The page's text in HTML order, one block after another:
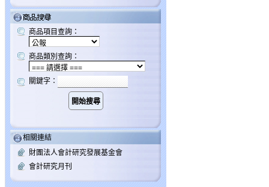
商品項目查詢：
商品類別查詢：
關鍵字：
相關連結
財團法人會計研究發展基金會
會計研究月刊